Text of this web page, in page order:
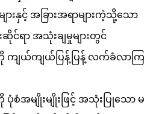
ားနှင့် အခြားအရာများကဲ့သို့သော
ဆိုင်ရာ အသုံးချမှုများတွင်
ျယ်ကျယ်ပြန့်ပြန့် လက်ခံလာကြ
အမျိုးမျိုးဖြင့် အသုံးပြုသော မ